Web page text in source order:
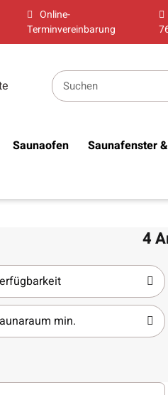
Online-
Terminvereinbarung
Saunaofen Saunafenster
4
min.